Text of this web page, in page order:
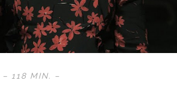
– 118 MIN. –